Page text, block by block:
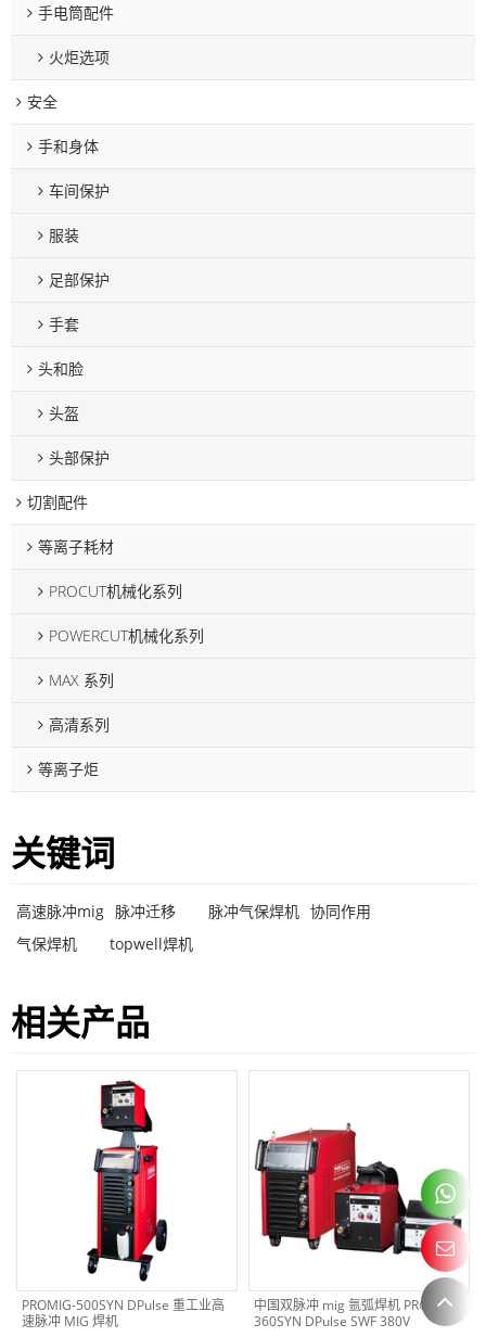
手电筒配件
火炬选项
安全
手和身体
车间保护
服装
足部保护
手套
头和脸
头盔
头部保护
切割配件
等离子耗材
PROCUT机械化系列
POWERCUT机械化系列
MAX 系列
高清系列
等离子炬
关键词
高速脉冲mig 脉冲迁移 脉冲气保焊机 协同作用
气保焊机
topwell焊机
相关产品
PROMIG-500SYN DPulse 重工业高
速脉冲 MIG 焊机
中国双脉冲 mig 氩弧焊机 PROMIG
360SYN DPulse SWF 380V